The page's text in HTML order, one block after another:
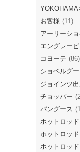
YOKOHAMA
お客様 (11)
アーリーシ
エングレー
コヨーテ (86)
ショベルグー
ジョインツ
チョッパー
パングース
ホットロッ
ホットロッ
ホットロッ